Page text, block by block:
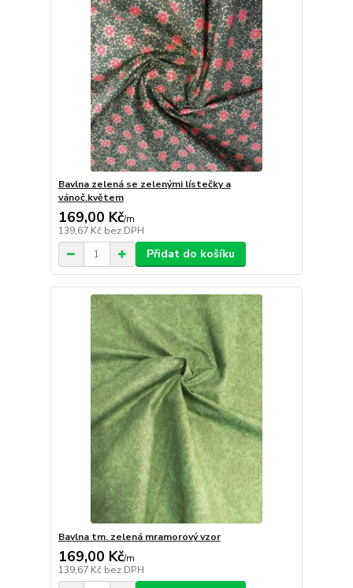
Bavlna zelená se zelenými lístečky a
vánoč.květem
169,00 Kč/m
139,67 Kč bez DPH
Přidat do košíku
Bavlna tm. zelená mramorový vzor
169,00 Kč/m
139,67 Kč bez DPH